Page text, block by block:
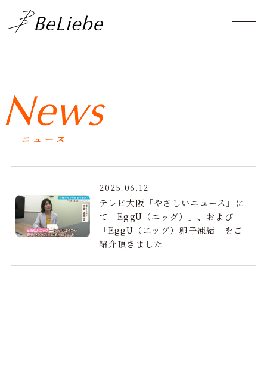
2025.06.12
テレビ大阪「やさしいニュース」に
て「EggU（エッグ）」、および
「EggU（エッグ）卵子凍結」をご
紹介頂きました